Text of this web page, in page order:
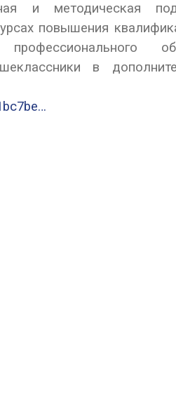
и методическая
повышения
в